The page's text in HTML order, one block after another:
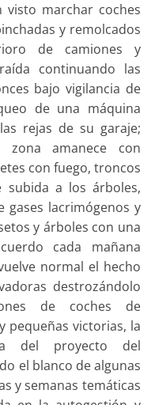
visto marchar coches
y remolcados
de camiones y
continuando las
bajo vigilancia de
de una máquina
rejas de su garaje;
amanece con
con fuego, troncos
subida a los árboles,
gases lacrimógenos y
y árboles con una
cada mañana
normal el hecho
destrozándolo
de coches de
pequeñas victorias, la
del proyecto del
el blanco de algunas
y semanas temáticas